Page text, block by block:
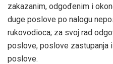
zakazanim, odgođenim i
duge poslove po nalogu
rukovodioca; za svoj rad
poslove, poslove zastupanja
poslove.